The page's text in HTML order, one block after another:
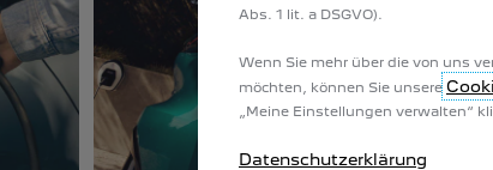
Abs. 1 lit. a DSGVO).
Wenn Sie mehr über die von uns
möchten, können Sie unsere
„Meine Einstellungen verwalten“
Datenschutzerklärung